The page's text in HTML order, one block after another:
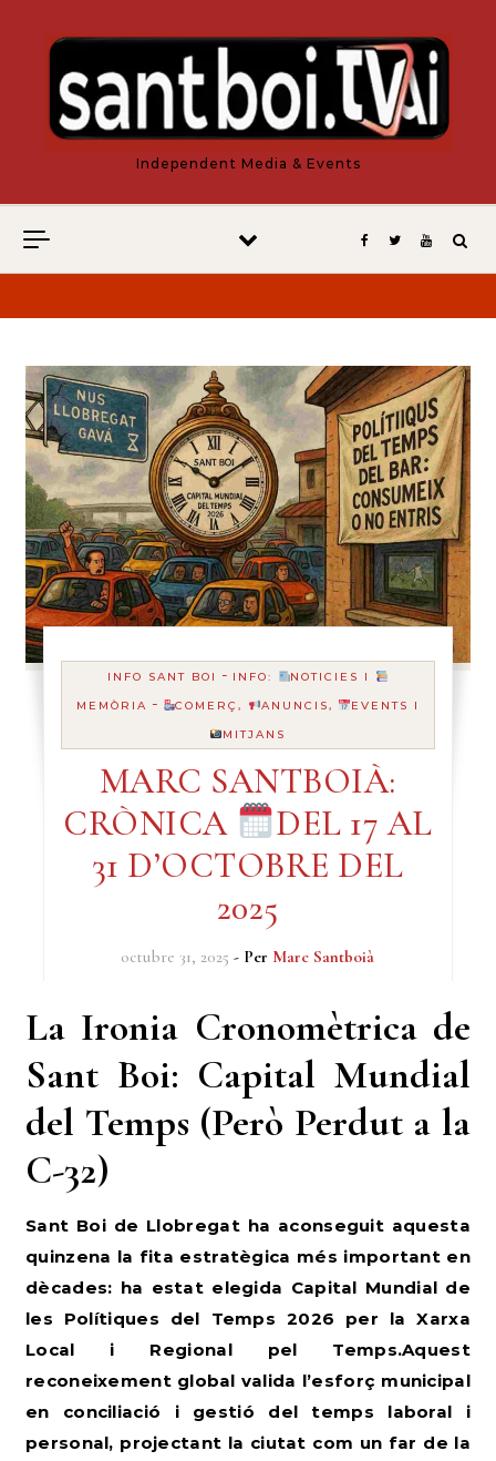
Independent Media & Events
INFO SANT BOI - INFO:
NOTICIES I
MEMÒRIA - COMERÇ, ANUNCIS,
EVENTS I
MITJANS
MARC SANTBOIÀ:
CRÒNICA
DEL 17 AL
31 D’OCTOBRE DEL
2025
octubre 31, 2025 - Per Marc Santboià
La Ironia Cronomètrica de
Sant Boi: Capital Mundial
del Temps (Però Perdut a la
C-32)
Sant Boi de Llobregat ha aconseguit aquesta
quinzena la fita estratègica més important en
dècades: ha estat elegida Capital Mundial de
les Polítiques del Temps 2026 per la Xarxa
Local i Regional pel Temps.Aquest
reconeixement global valida l’esforç municipal
en conciliació i gestió del temps laboral i
personal, projectant la ciutat com un far de la